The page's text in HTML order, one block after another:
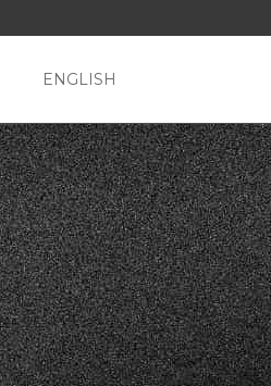
ENGLISH